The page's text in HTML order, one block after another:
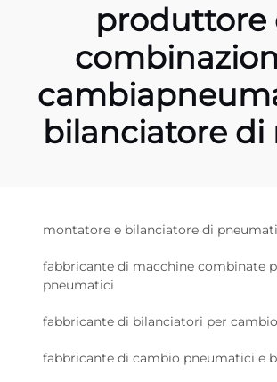
produttore
bilanciatore di
montatore e bilanciatore di
fabbricante di macchine combinate
pneumatici
fabbricante di bilanciatori per
fabbricante di cambio pneumatici e